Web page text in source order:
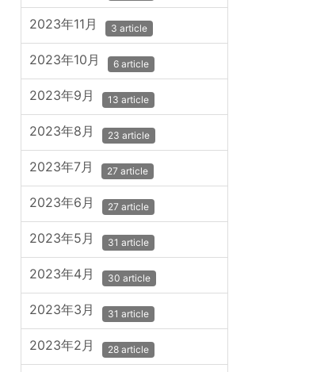
2023年11月 3 article
2023年10月 6 article
2023年9月 13 article
2023年8月 23 article
2023年7月 27 article
2023年6月 27 article
2023年5月 31 article
2023年4月 30 article
2023年3月 31 article
2023年2月 28 article